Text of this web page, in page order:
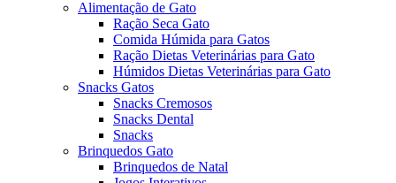
Alimentação de Gato
Ração Seca Gato
Comida Húmida para Gatos
Ração Dietas Veterinárias para Gato
Húmidos Dietas Veterinárias para Gato
Snacks Gatos
Snacks Cremosos
Snacks Dental
Snacks
Brinquedos Gato
Brinquedos de Natal